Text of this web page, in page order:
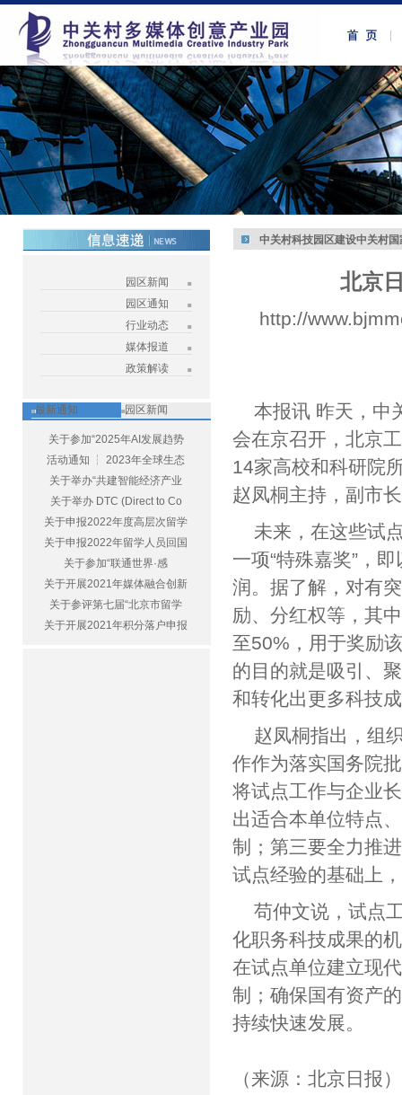
园区新闻
园区通知
行业动态
媒体报道
政策解读
最新通知 园区新闻
关于参加“2025年AI发展趋势
活动通知 ┆ 2023年全球生态
关于举办“共建智能经济产业
关于举办 DTC (Direct to Co
关于申报2022年度高层次留学
关于申报2022年留学人员回国
关于参加“联通世界·感
关于开展2021年媒体融合创新
关于参评第七届“北京市留学
关于开展2021年积分落户申报
中关村科技园区建设中关村
北京
http://
本报讯 昨天，中
会在京召开，北京
14家高校和科研院
赵凤桐主持，副市
未来，在这些试
一项“特殊嘉奖”，
润。据了解，对有
励、分红权等，其
至50%，用于奖励
的目的就是吸引、
和转化出更多科技
赵凤桐指出，组
作作为落实国务院
将试点工作与企业
出适合本单位特点
制；第三要全力推
试点经验的基础上
苟仲文说，试点
化职务科技成果的
在试点单位建立现
制；确保国有资产
持续快速发展。
（来源：北京日报）